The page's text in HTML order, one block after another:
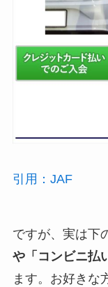
引用：JAF
ですが、実は下
や「コンビニ払
ます。お好きな